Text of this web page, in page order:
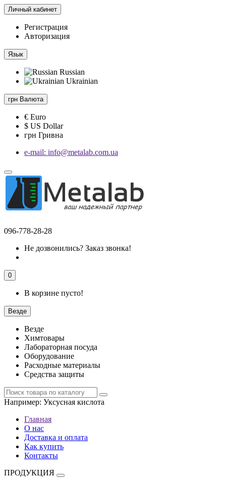
Личный кабинет
Регистрация
Авторизация
Язык
Russian
Ukrainian
грн Валюта
€ Euro
$ US Dollar
грн Гривна
e-mail: info@metalab.com.ua
096-778-28-28
Не дозвонились? Заказ звонка!
0
В корзине пусто!
Везде
Везде
Химтовары
Лабораторная посуда
Оборудование
Расходные материалы
Средства защиты
Например: Уксусная кислота
Главная
О нас
Доставка и оплата
Как купить
Контакты
ПРОДУКЦИЯ